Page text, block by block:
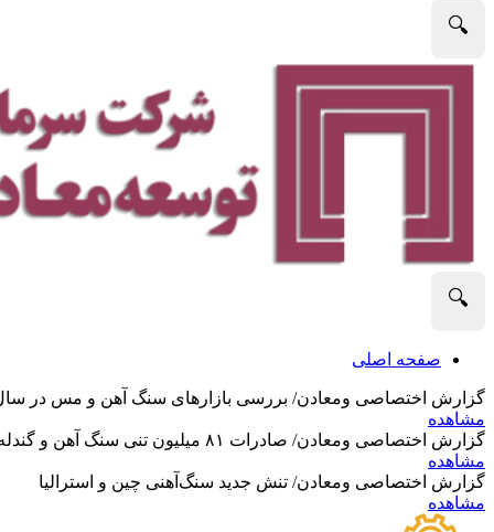
🔍
🔍
صفحه اصلی
گزارش اختصاصی ومعادن/ بررسی بازارهای سنگ آهن و مس در سال 2025 و نگاه تحلیلگران به
مشاهده
گزارش اختصاصی ومعادن/ صادرات ۸۱ میلیون تنی سنگ آهن و گندله استرالیا در ماه گذشته
مشاهده
گزارش اختصاصی ومعادن/ تنش جدید سنگ‌آهنی چین و استرالیا
مشاهده